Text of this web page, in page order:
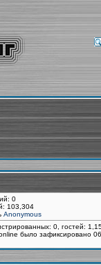
0
103,304
Anonymous
0, гостей:
было зафиксировано